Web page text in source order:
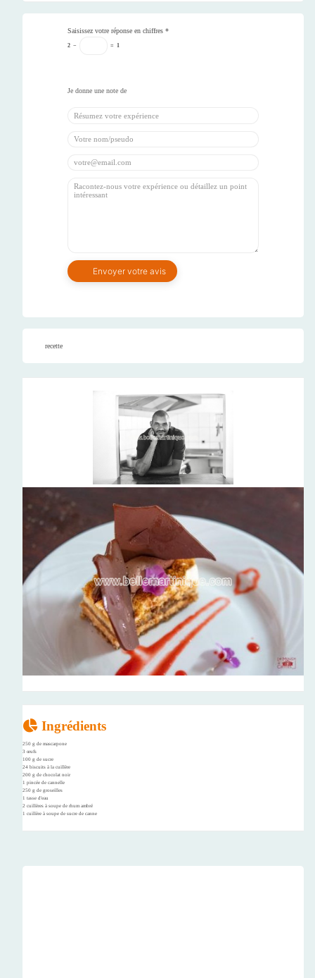
Saisissez votre réponse en chiffres *
2 − = 1
recette
Ingrédients
250 g de mascarpone
3 œufs
100 g de sucre
24 biscuits à la cuillère
200 g de chocolat noir
1 pincée de cannelle
250 g de groseilles
1 tasse d'eau
2 cuillères à soupe de rhum ambré
1 cuillère à soupe de sucre de canne